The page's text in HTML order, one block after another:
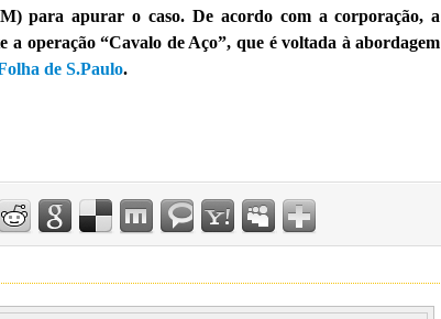
para apurar o caso. De acordo com a corporação, a
a operação “Cavalo de Aço”, que é voltada à abordagem
de S.Paulo.